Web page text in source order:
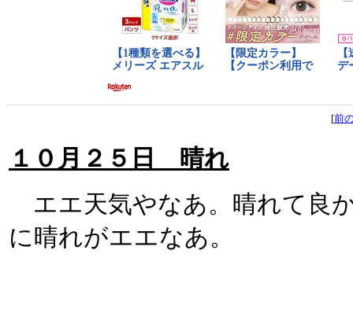
[前
１０月２５日 晴れ
エエ天気やなあ。晴れて良
に晴れがエエなあ。